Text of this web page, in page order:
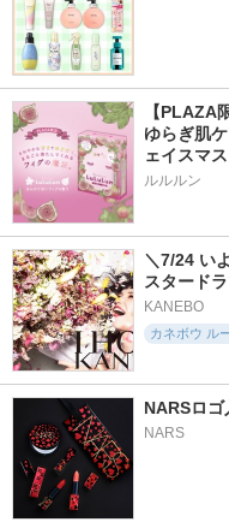
【PLAZA
ゆらぎ肌
ェイスマ
ルルルン
＼7/24 い
スタード
KANEBO
カネボウ ル
NARSロゴ
NARS